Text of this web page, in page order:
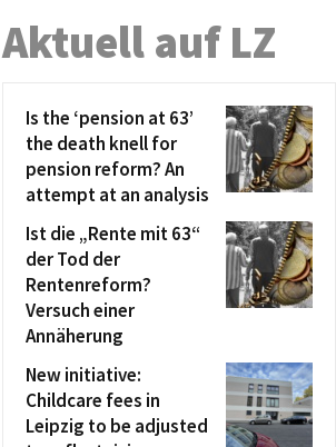
Aktuell auf LZ
Is the ‘pension at 63’
the death knell for
pension reform? An
attempt at an analysis
Ist die „Rente mit 63“
der Tod der
Rentenreform?
Versuch einer
Annäherung
New initiative:
Childcare fees in
Leipzig to be adjusted